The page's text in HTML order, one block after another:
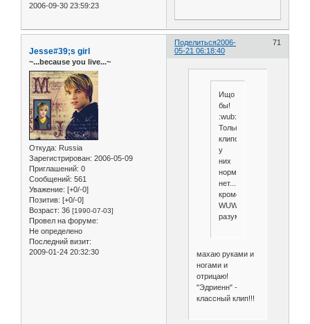
2006-09-30 23:59:23
Поделиться 71
2006-
05-21 06:18:40
Jesse#39;s girl
~...because you live...~
Откуда: Russia
Зарегистрирован: 2006-05-09
Приглашений: 0
Сообщений: 561
Уважение: [+0/-0]
Позитив: [+0/-0]
Возраст: 36 [1990-07-03]
Провел на форуме:
Не определено
Последний визит:
2009-01-24 20:32:30
Ищо
бы!
:wub:
Только
клипов
у
них
нормальных
нет...
кроме
WUWG,
разумеется
махаю руками и
ногами и
отрицаю!
"Эдриенн" -
классный клип!!!